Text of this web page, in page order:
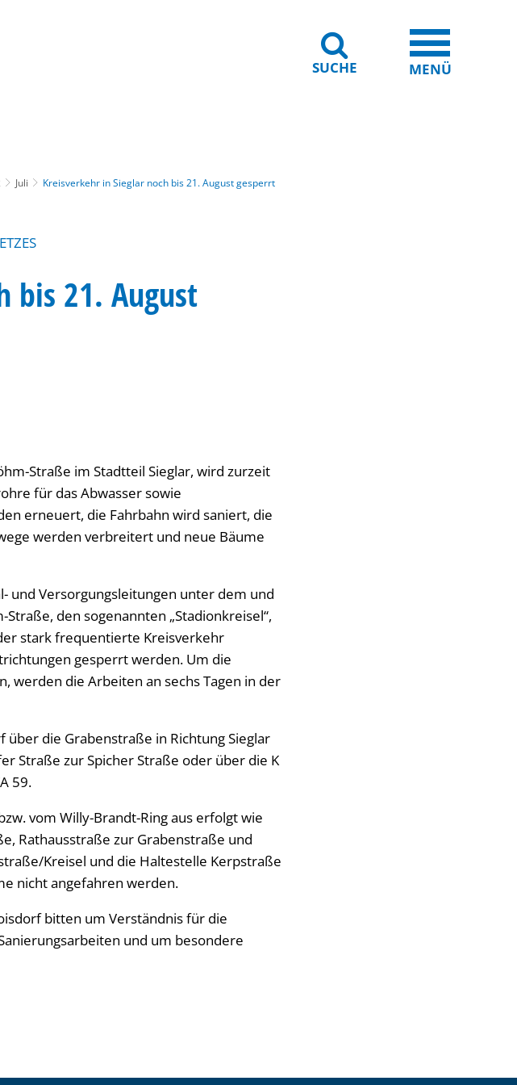
SUCHE MENÜ
Juli Kreisverkehr in Sieglar noch bis 21. August gesperrt
bis 21. August
Straße im Stadtteil Sieglar, wird zurzeit
für das Abwasser sowie
erneuert, die Fahrbahn wird saniert, die
werden verbreitert und neue Bäume
und Versorgungsleitungen unter dem und
den sogenannten „Stadionkreisel“,
stark frequentierte Kreisverkehr
gesperrt werden. Um die
werden die Arbeiten an sechs Tagen in der
die Grabenstraße in Richtung Sieglar
Straße zur Spicher Straße oder über die K
59.
vom Willy-Brandt-Ring aus erfolgt wie
Rathausstraße zur Grabenstraße und
Kreisel und die Haltestelle Kerpstraße
nicht angefahren werden.
bitten um Verständnis für die
und um besondere